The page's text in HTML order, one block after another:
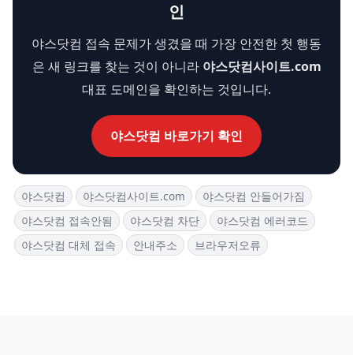
인
야스닷컴 접속 문제가 생겼을 때 가장 안전한 첫 행동
은 새 링크를 찾는 것이 아니라 야스닷컴사이트.com
대표 도메인을 확인하는 것입니다.
야스닷컴 바로가기 확인
야스닷컴 야스닷컴사이트.com
야스닷컴 안들어가짐
야스닷컴 접속안됨
야스닷컴 차단
야스닷컴 에러코드
야스닷컴 대체 접속
안내주소 브라우저오류